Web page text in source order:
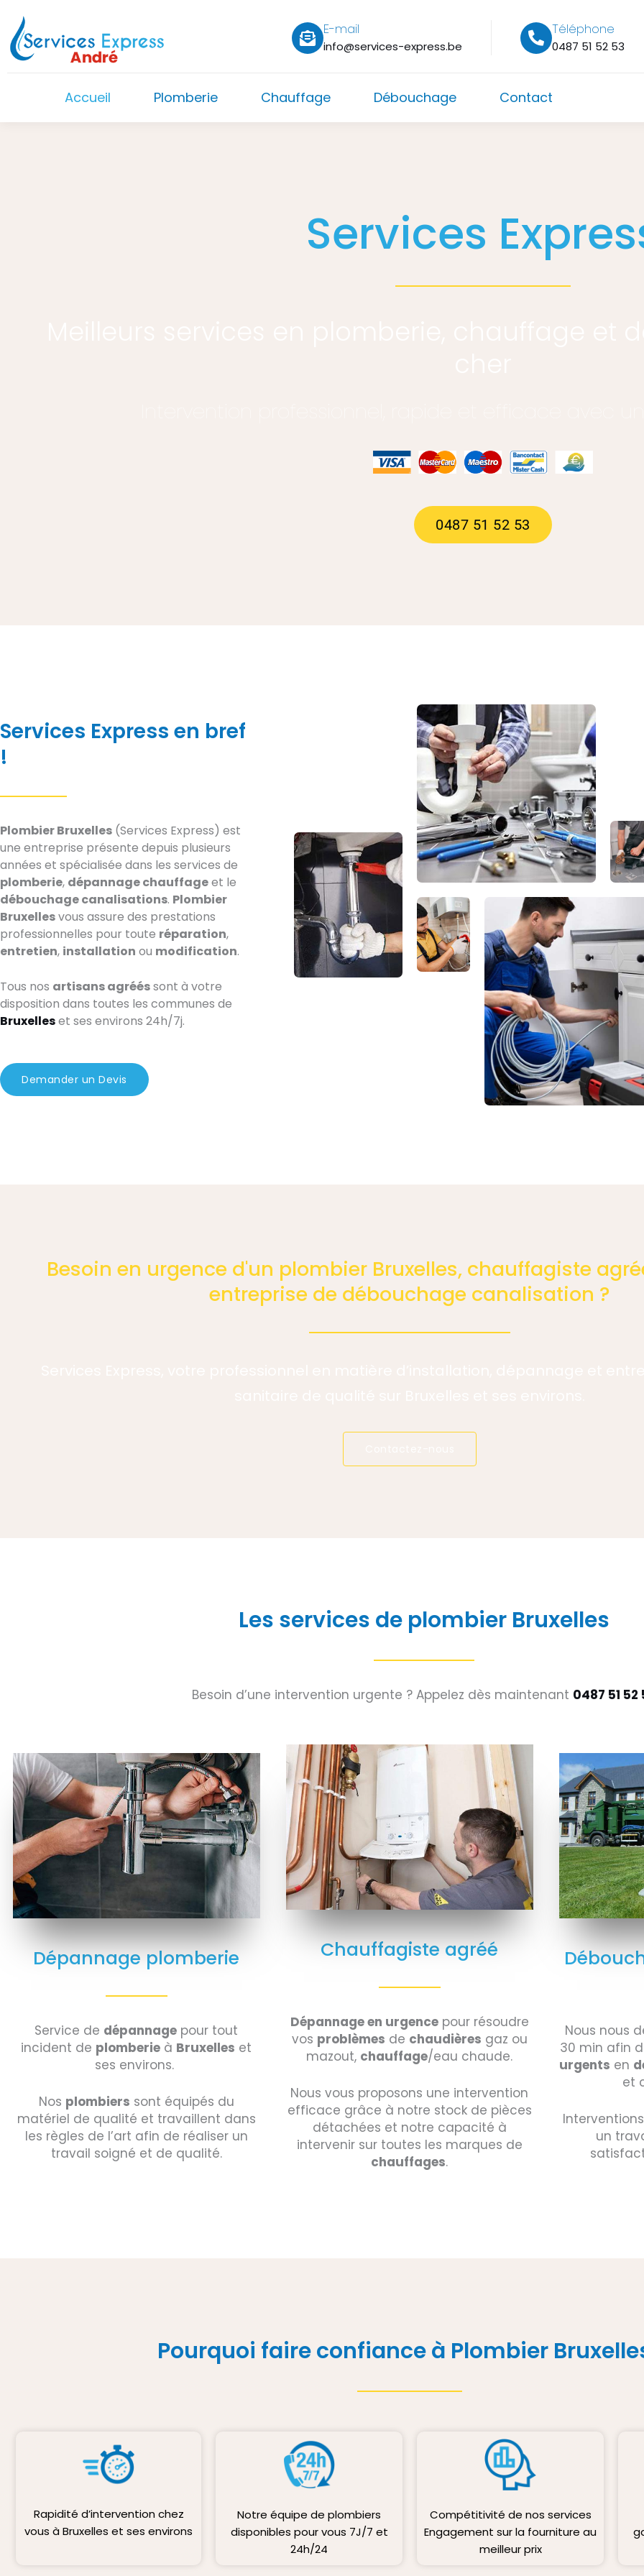
contenu
E-mail
info@services-express.be
Téléphone
0487 51 52 53
Accueil Plomberie Chauffage Débouchage Contact
Services
0487 51 52 53
Services Express en bref
!
Plombier Bruxelles (Services Express) est
une entreprise présente depuis plusieurs
années et spécialisée dans les services de
plomberie, dépannage chauffageet le
débouchage canalisations. Plombier
Bruxellesvous assure des prestations
professionnelles pour toute réparation,
entretien, installation ou modification.
Tous nos artisans agrééssont à votre
disposition dans toutes les communes de
Bruxelleset ses environs 24h/7j.
Demander un Devis
Besoin en urgence d'un plombier Bruxelles, chauffagiste
entreprise de débouchage canalisation ?
Les services de plombier Bruxelles
Besoin d’une intervention urgente ? Appelez dès maintenant 0487 51 52
Dépannage plomberie
Service de dépannage pour tout
incident de plomberie à Bruxelles et
ses environs.
Nos plombiers sont équipés du
matériel de qualité et travaillent dans
les règles de l’art afin de réaliser un
travail soigné et de qualité.
Chauffagiste agréé
Dépannage en urgencepour résoudre
vos problèmes de chaudières gaz ou
mazout, chauffage/eau chaude.
Nous vous proposons une intervention
efficace grâce à notre stock de pièces
détachées et notre capacité à
intervenir sur toutes les marques de
chauffages.
Nous nous
30 min afin
urgents en
et
un
Pourquoi faire confiance à Plombier
Rapidité d’intervention chez
vous à Bruxelles et ses environs
Notre équipe de plombiers
disponibles pour vous 7J/7 et
24h/24
Compétitivité de nos services
Engagement sur la fourniture au
meilleur prix